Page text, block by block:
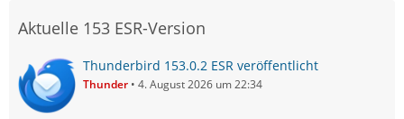
Aktuelle 153 ESR-Version
Thunderbird 153.0.2 ESR veröffentlicht
Thunder 4. August 2026 um 22:34